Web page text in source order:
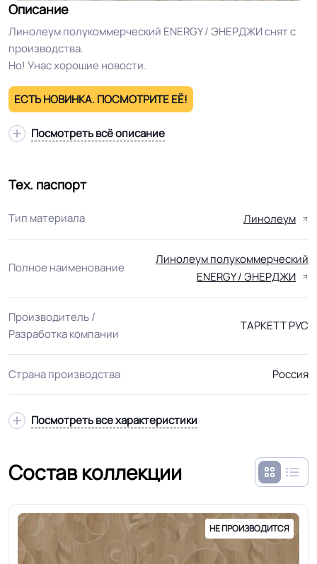
Описание
Линолеум полукоммерческий ENERGY / ЭНЕРДЖИ снят с
производства.
Но! Унас хорошие новости.
ЕСТЬ НОВИНКА. ПОСМОТРИТЕ ЕЁ!
Посмотреть всё описание
Тех. паспорт
Тип материала Линолеум
Полное наименование
Линолеум полукоммерческий
ENERGY / ЭНЕРДЖИ
Производитель /
Разработка компании
ТАРКЕТТ РУС
Страна производства Россия
Посмотреть все характеристики
Состав коллекции
НЕ ПРОИЗВОДИТСЯ